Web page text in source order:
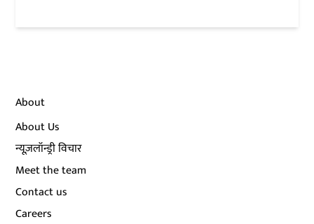
About
About Us
न्यूज़लॉन्ड्री विचार
Meet the team
Contact us
Careers